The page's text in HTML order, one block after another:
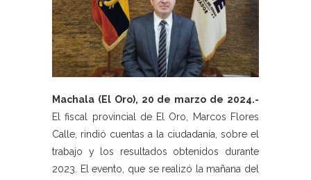
Machala (El Oro), 20 de marzo de 2024.-
El fiscal provincial de El Oro, Marcos Flores
Calle, rindió cuentas a la ciudadanía, sobre el
trabajo y los resultados obtenidos durante
2023. El evento, que se realizó la mañana del